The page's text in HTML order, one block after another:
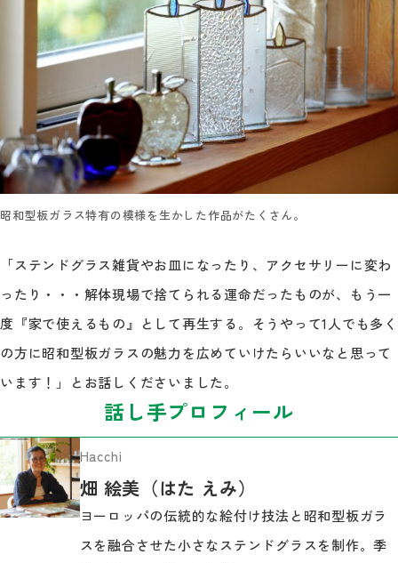
昭和型板ガラス特有の模様を生かした作品がたくさん。
「ステンドグラス雑貨やお皿になったり、アクセサリーに変わ
ったり・・・解体現場で捨てられる運命だったものが、もう一
度『家で使えるもの』として再生する。そうやって1人でも多く
の方に昭和型板ガラスの魅力を広めていけたらいいなと思って
います！」とお話しくださいました。
話し手プロフィール
Hacchi
畑 絵美（はた えみ）
ヨーロッパの伝統的な絵付け技法と昭和型板ガラ
スを融合させた小さなステンドグラスを制作。季